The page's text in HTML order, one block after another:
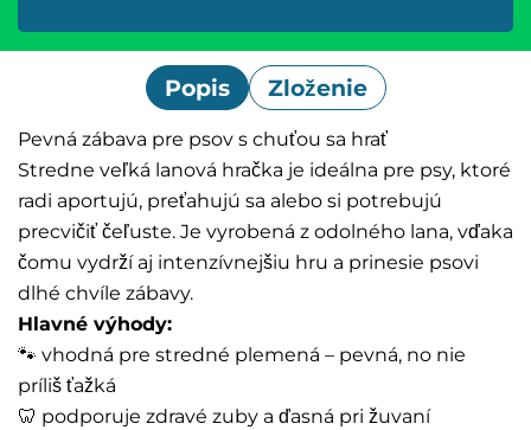
Popis Zloženie
Pevná zábava pre psov s chuťou sa hrať
Stredne veľká lanová hračka je ideálna pre psy, ktoré
radi aportujú, preťahujú sa alebo si potrebujú
precvičiť čeľuste. Je vyrobená z odolného lana, vďaka
čomu vydrží aj intenzívnejšiu hru a prinesie psovi
dlhé chvíle zábavy.
Hlavné výhody:
🐾 vhodná pre stredné plemená – pevná, no nie
príliš ťažká
🦷 podporuje zdravé zuby a ďasná pri žuvaní